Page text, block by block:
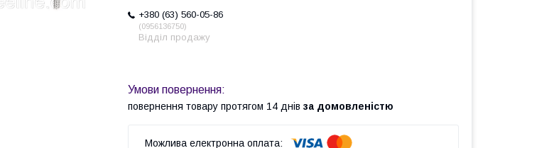
+380 (63) 560-05-86
0956136750
Відділ продажу
повернення товару протягом 14 днів за домовленістю